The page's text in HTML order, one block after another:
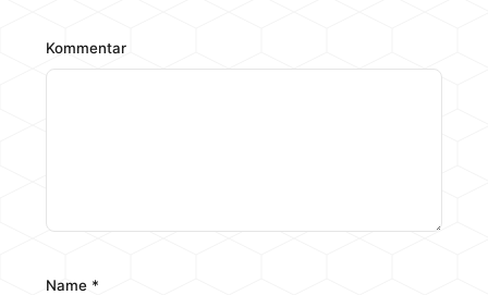
Kommentar
Name *